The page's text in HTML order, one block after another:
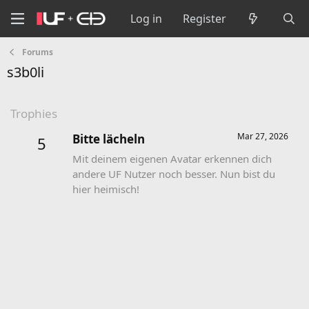
Log in Register
Forums
s3b0li
Trophies
5 Mar 27, 2026
Bitte lächeln
Mit deinem eigenen Avatar erkennen dich
andere UF Nutzer noch besser. Nun bist du
hier heimisch!